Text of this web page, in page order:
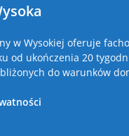
w Wysokiej oferuje
od ukończenia 20
do warunków